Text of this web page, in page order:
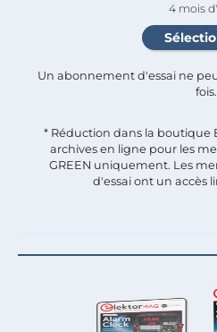
4 mois
Un abonnement d'essai ne
fois.​
* Réduction dans la boutique
archives en ligne pour les
GREEN uniquement. Les
d'essai ont un accès